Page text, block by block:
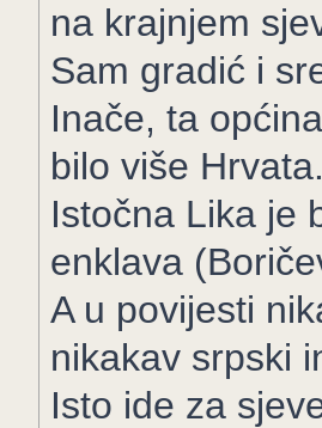
na krajnjem
Sam gradić i
Inače, ta
bilo više
Istočna Lika je
enklava
A u povijesti
nikakav srpski
Isto ide za